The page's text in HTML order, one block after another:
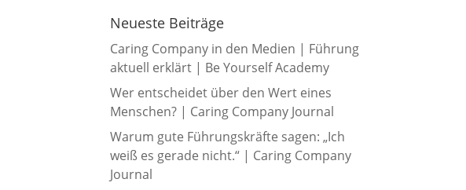
Neueste Beiträge
Caring Company in den Medien | Führung
aktuell erklärt | Be Yourself Academy
Wer entscheidet über den Wert eines
Menschen? | Caring Company Journal
Warum gute Führungskräfte sagen: „Ich
weiß es gerade nicht.“ | Caring Company
Journal